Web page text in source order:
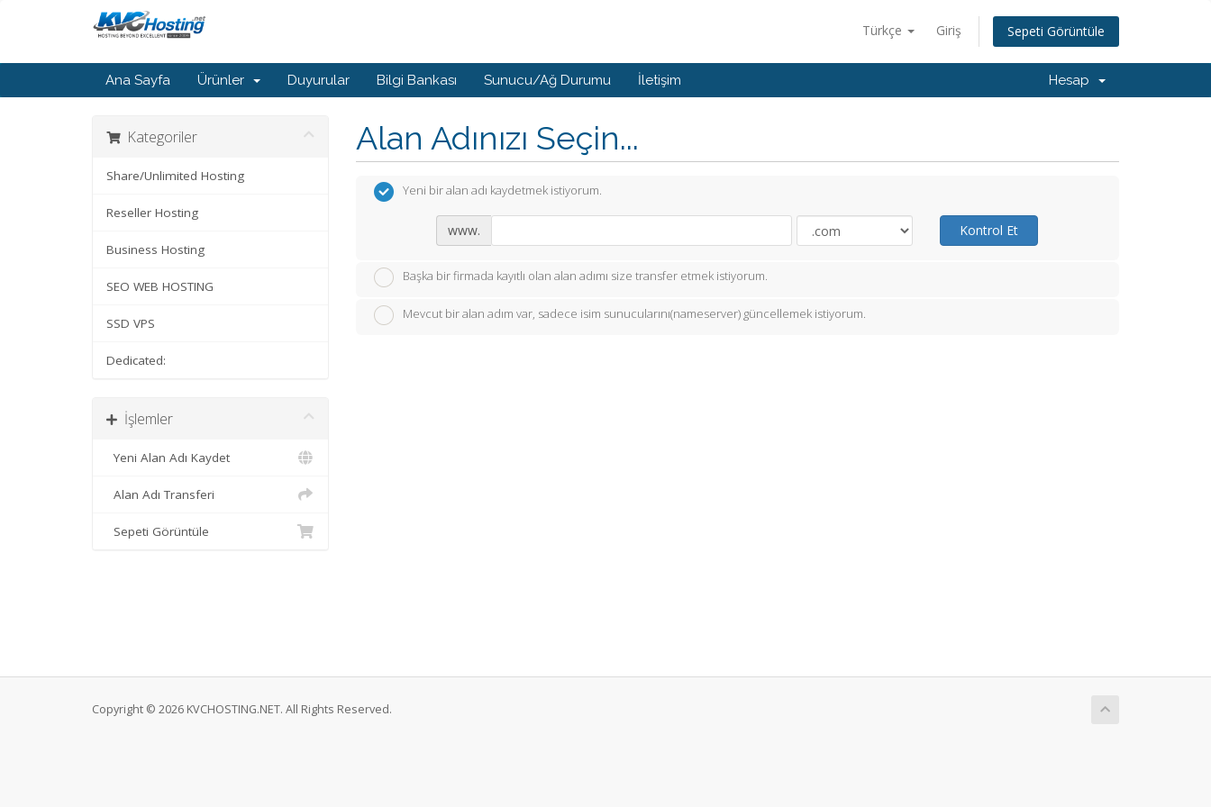
Türkçe Giriş Sepeti Görüntüle
Ana Sayfa Ürünler Duyurular Bilgi Bankası Sunucu/Ağ Durumu İletişim Hesap
Kategoriler
Share/Unlimited Hosting
Reseller Hosting
Business Hosting
SEO WEB HOSTING
SSD VPS
Dedicated:
İşlemler
Yeni Alan Adı Kaydet
Alan Adı Transferi
Sepeti Görüntüle
Alan Adınızı Seçin...
Yeni bir alan adı kaydetmek istiyorum.
www. Kontrol Et
Başka bir firmada kayıtlı olan alan adımı size transfer etmek istiyorum.
Mevcut bir alan adım var, sadece isim sunucularını(nameserver) güncellemek istiyorum.
Copyright © 2026 KVCHOSTING.NET. All Rights Reserved.